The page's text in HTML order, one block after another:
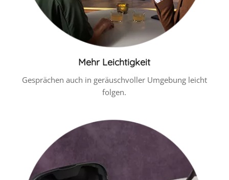
Mehr Leichtigkeit
Gesprächen auch in geräuschvoller Umgebung leicht
folgen.